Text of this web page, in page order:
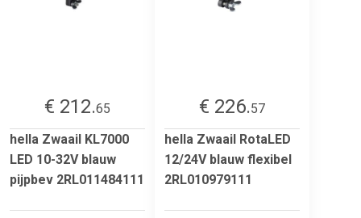
€ 212.65
hella Zwaail KL7000
LED 10-32V blauw
pijpbev 2RL011484111
€ 226.57
hella Zwaail RotaLED
12/24V blauw flexibel
2RL010979111